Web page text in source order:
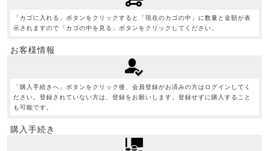
「カゴに入れる」ボタンをクリックすると「現在のカゴの中」に数量と金額が表
示されますので「カゴの中を見る」ボタンをクリックしてください。
お客様情報
「購入手続きへ」ボタンをクリック後、会員登録がお済みの方はログインしてく
ださい。登録されていない方は、登録をお願いします。登録せずに購入すること
も可能です。
購入手続き